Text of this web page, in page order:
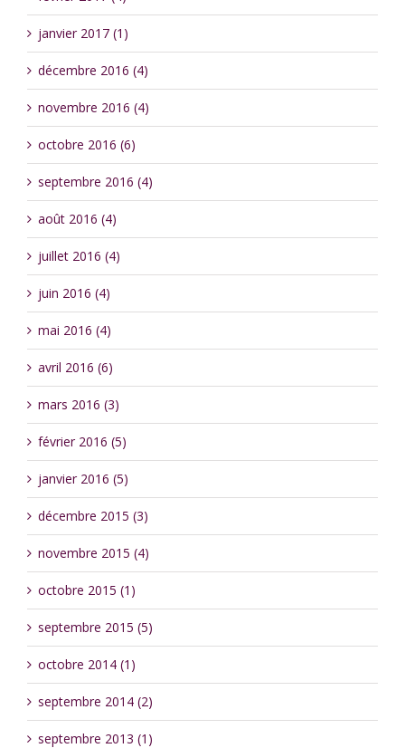
janvier 2017 (1)
décembre 2016 (4)
novembre 2016 (4)
octobre 2016 (6)
septembre 2016 (4)
août 2016 (4)
juillet 2016 (4)
juin 2016 (4)
mai 2016 (4)
avril 2016 (6)
mars 2016 (3)
février 2016 (5)
janvier 2016 (5)
décembre 2015 (3)
novembre 2015 (4)
octobre 2015 (1)
septembre 2015 (5)
octobre 2014 (1)
septembre 2014 (2)
septembre 2013 (1)